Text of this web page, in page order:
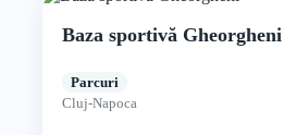
Baza sportivă Gheorgheni
Parcuri
Cluj-Napoca